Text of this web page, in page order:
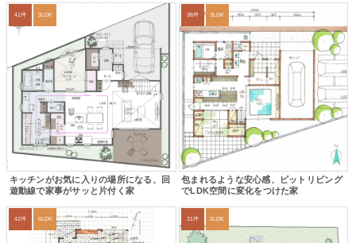
41坪 3LDK
キッチンがお気に入りの場所になる、回
遊動線で家事がサッと片付く家
38坪 3LDK
包まれるような安心感、ピットリビング
でLDK空間に変化をつけた家
42坪 5LDK 31坪 2LDK